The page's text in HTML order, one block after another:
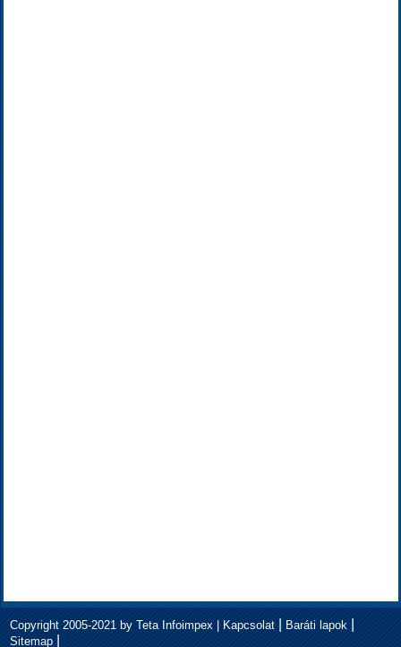
Copyright 2005-2021 by Teta Infoimpex | Kapcsolat| Baráti lapok
Sitemap|